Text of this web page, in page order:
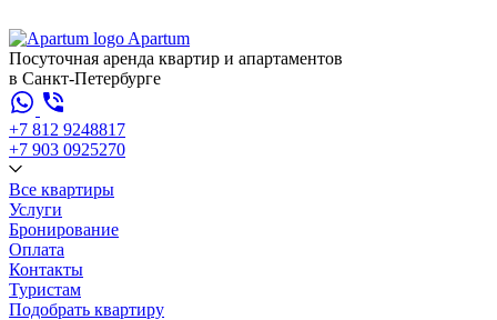
Apartum
Посуточная аренда квартир и апартаментов
в Санкт-Петербурге
+7 812 9248817
+7 903 0925270
Все квартиры
Услуги
Бронирование
Оплата
Контакты
Туристам
Подобрать квартиру